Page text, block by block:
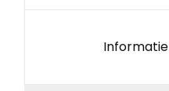
Informatie